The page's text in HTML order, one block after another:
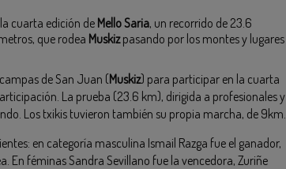
cuarta edición de Mello Saria, un recorrido de 23.6
que rodea Muskizpasando por los montes y lugares
de San Juan (Muskiz) para participar en la cuarta
La prueba (23.6 km), dirigida a profesionales y
Los txikis tuvieron también su propia marcha, de 9km.
en categoría masculina Ismail Razga fue el ganador,
En féminas Sandra Sevillano fue la vencedora, Zuriñe